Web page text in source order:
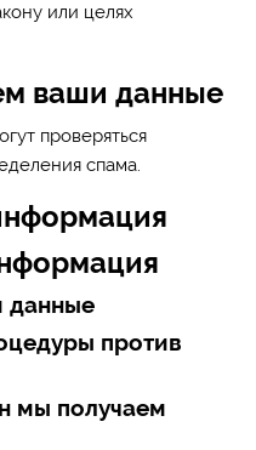
или целях
ваши данные
проверяться
спама.
данные
против
мы получаем